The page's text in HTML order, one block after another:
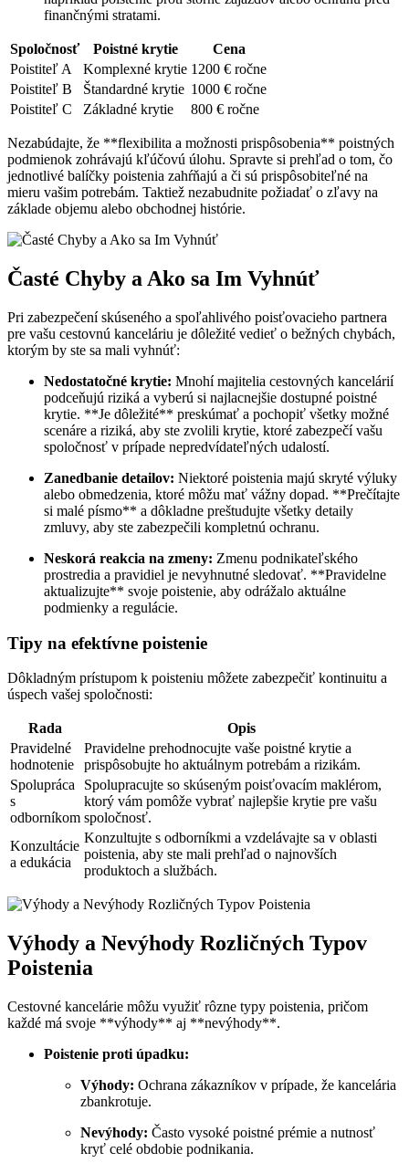
finančnými stratami.
Spoločnosť Poistné krytie
Cena
Poistiteľ A
Komplexné krytie 1200 € ročne
Poistiteľ B
Štandardné krytie 1000 € ročne
Poistiteľ C
Základné krytie 800 € ročne
Nezabúdajte, že **flexibilita a možnosti prispôsobenia** poistných
podmienok zohrávajú kľúčovú úlohu. Spravte si prehľad o tom, čo
jednotlivé balíčky poistenia zahŕňajú a či sú prispôsobiteľné na
mieru vašim potrebám. Taktiež nezabudnite požiadať o zľavy na
základe objemu alebo obchodnej histórie.
Časté Chyby a Ako sa Im Vyhnúť
Pri zabezpečení skúseného a spoľahlivého poisťovacieho partnera
pre vašu cestovnú kanceláriu je dôležité vedieť o bežných chybách,
ktorým by ste sa mali vyhnúť:
Nedostatočné krytie: Mnohí majitelia cestovných kancelárií
podceňujú riziká a vyberú si najlacnejšie dostupné poistné
krytie. **Je dôležité** preskúmať a pochopiť všetky možné
scenáre a riziká, aby ste zvolili krytie, ktoré zabezpečí vašu
spoločnosť v prípade nepredvídateľných udalostí.
Zanedbanie detailov: Niektoré poistenia majú skryté výluky
alebo obmedzenia, ktoré môžu mať vážny dopad. **Prečítajte
si malé písmo** a dôkladne preštudujte všetky detaily
zmluvy, aby ste zabezpečili kompletnú ochranu.
Neskorá reakcia na zmeny: Zmenu podnikateľského
prostredia a pravidiel je nevyhnutné sledovať. **Pravidelne
aktualizujte** svoje poistenie, aby odrážalo aktuálne
podmienky a regulácie.
Tipy na efektívne poistenie
Dôkladným prístupom k poisteniu môžete zabezpečiť kontinuitu a
úspech vašej spoločnosti:
Rada
Opis
Pravidelné
hodnotenie
Pravidelne prehodnocujte vaše poistné krytie a
prispôsobujte ho aktuálnym potrebám a rizikám.
Spolupráca
s
odborníkom
Spolupracujte so skúseným poisťovacím maklérom,
ktorý vám pomôže vybrať najlepšie krytie pre vašu
spoločnosť.
Konzultácie
a edukácia
Konzultujte s odborníkmi a vzdelávajte sa v oblasti
poistenia, aby ste mali prehľad o najnovších
produktoch a službách.
Výhody a Nevýhody Rozličných Typov
Poistenia
Cestovné kancelárie môžu využiť rôzne typy poistenia, pričom
každé má svoje **výhody** aj **nevýhody**.
Poistenie proti úpadku:
Výhody: Ochrana zákazníkov v prípade, že kancelária
zbankrotuje.
Nevýhody: Často vysoké poistné prémie a nutnosť
kryť celé obdobie podnikania.